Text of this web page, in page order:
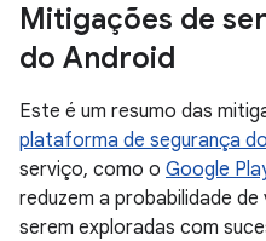
Mitigações de
do Android
Este é um resumo das
plataforma de segurança
serviço, como o Google
reduzem a probabilidade de
serem exploradas com